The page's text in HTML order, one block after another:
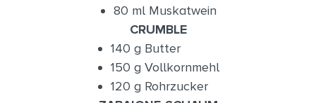
80 ml Muskatwein
CRUMBLE
140 g Butter
150 g Vollkornmehl
120 g Rohrzucker